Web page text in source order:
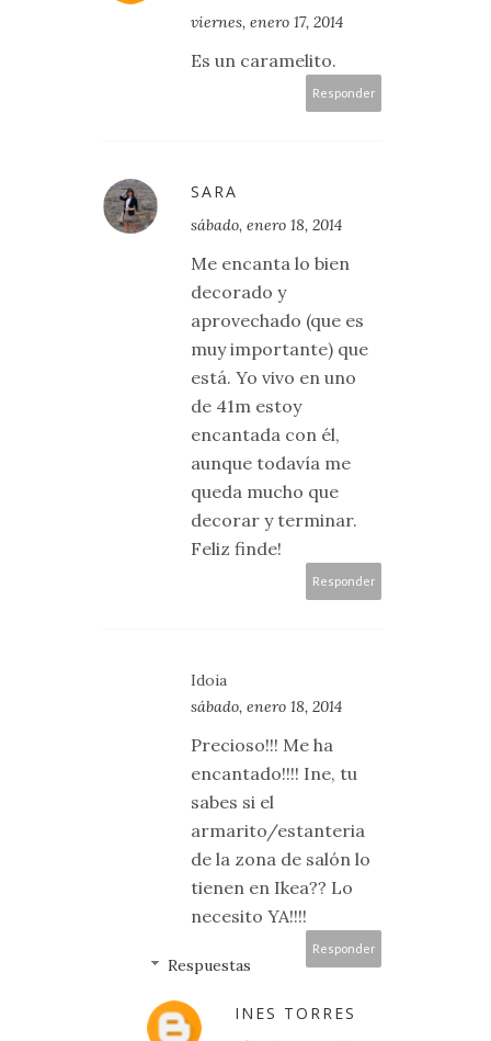
viernes, enero 17, 2014
Es un caramelito.
Responder
SARA
sábado, enero 18, 2014
Me encanta lo bien
decorado y
aprovechado (que es
muy importante) que
está. Yo vivo en uno
de 41m estoy
encantada con él,
aunque todavía me
queda mucho que
decorar y terminar.
Feliz finde!
Responder
Idoia
sábado, enero 18, 2014
Precioso!!! Me ha
encantado!!!! Ine, tu
sabes si el
armarito/estanteria
de la zona de salón lo
tienen en Ikea?? Lo
necesito YA!!!!
Responder
Respuestas
INES TORRES